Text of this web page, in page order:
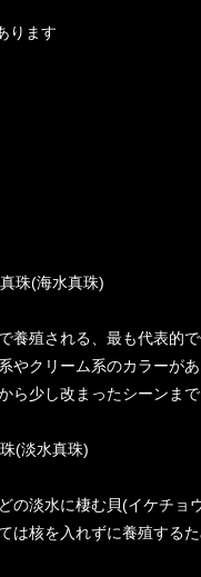
ります
珠(海水真珠)
養殖される、最も代表的
やクリーム系のカラーが
ら少し改まったシーンま
(淡水真珠)
の淡水に棲む貝(イケチョ
は核を入れずに養殖する